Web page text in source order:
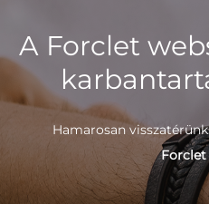
A Forclet
Hamarosan
Forclet